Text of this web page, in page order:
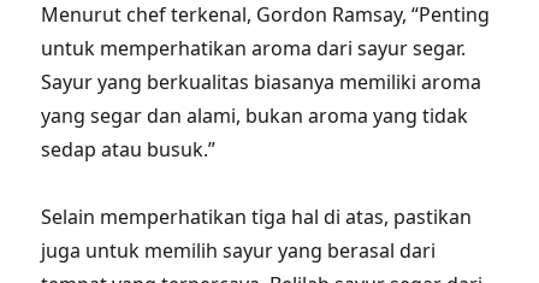
Menurut chef terkenal, Gordon Ramsay, “Penting
untuk memperhatikan aroma dari sayur segar.
Sayur yang berkualitas biasanya memiliki aroma
yang segar dan alami, bukan aroma yang tidak
sedap atau busuk.”
Selain memperhatikan tiga hal di atas, pastikan
juga untuk memilih sayur yang berasal dari